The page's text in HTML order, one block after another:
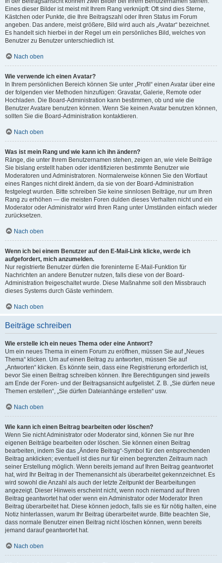
Eines dieser Bilder ist meist mit Ihrem Rang verknüpft: Oft sind dies Sterne,
Kästchen oder Punkte, die Ihre Beitragszahl oder Ihren Status im Forum
angeben. Das andere, meist größere, Bild wird auch als „Avatar“ bezeichnet.
Es handelt sich hierbei in der Regel um ein persönliches Bild, welches von
Benutzer zu Benutzer unterschiedlich ist.
Nach oben
Wie verwende ich einen Avatar?
In Ihrem persönlichen Bereich können Sie unter „Profil“ einen Avatar über eine
der folgenden vier Methoden hinzufügen: Gravatar, Galerie, Remote oder
Hochladen. Die Board-Administration kann bestimmen, ob und wie die
Benutzer Avatare benutzen können. Wenn Sie keinen Avatar benutzen können,
sollten Sie die Board-Administration kontaktieren.
Nach oben
Was ist mein Rang und wie kann ich ihn ändern?
Ränge, die unter Ihrem Benutzernamen stehen, zeigen an, wie viele Beiträge
Sie bislang erstellt haben oder identifizieren bestimmte Benutzer wie
Moderatoren und Administratoren. Normalerweise können Sie den Wortlaut
eines Ranges nicht direkt ändern, da sie von der Board-Administration
festgelegt wurden. Bitte schreiben Sie keine sinnlosen Beiträge, nur um Ihren
Rang zu erhöhen — die meisten Foren dulden dieses Verhalten nicht und ein
Moderator oder Administrator wird Ihren Rang unter Umständen einfach wieder
zurücksetzen.
Nach oben
Wenn ich bei einem Benutzer auf den E-Mail-Link klicke, werde ich
aufgefordert, mich anzumelden.
Nur registrierte Benutzer dürfen die foreninterne E-Mail-Funktion für
Nachrichten an andere Benutzer nutzen, falls diese von der Board-
Administration freigeschaltet wurde. Diese Maßnahme soll den Missbrauch
dieses Systems durch Gäste verhindern.
Nach oben
Beiträge schreiben
Wie erstelle ich ein neues Thema oder eine Antwort?
Um ein neues Thema in einem Forum zu eröffnen, müssen Sie auf „Neues
Thema“ klicken. Um auf einen Beitrag zu antworten, müssen Sie auf
„Antworten“ klicken. Es könnte sein, dass eine Registrierung erforderlich ist,
bevor Sie einen Beitrag schreiben können. Ihre Berechtigungen sind jeweils
am Ende der Foren- und der Beitragsansicht aufgelistet. Z. B. „Sie dürfen neue
Themen erstellen“, „Sie dürfen Dateianhänge erstellen“ usw.
Nach oben
Wie kann ich einen Beitrag bearbeiten oder löschen?
Wenn Sie nicht Administrator oder Moderator sind, können Sie nur Ihre
eigenen Beiträge bearbeiten oder löschen. Sie können einen Beitrag
bearbeiten, indem Sie das „Ändere Beitrag“-Symbol für den entsprechenden
Beitrag anklicken; eventuell ist dies nur für einen begrenzten Zeitraum nach
seiner Erstellung möglich. Wenn bereits jemand auf Ihren Beitrag geantwortet
hat, wird Ihr Beitrag in der Themenansicht als überarbeitet gekennzeichnet. Es
wird sowohl die Anzahl als auch der letzte Zeitpunkt der Bearbeitungen
angezeigt. Dieser Hinweis erscheint nicht, wenn noch niemand auf Ihren
Beitrag geantwortet hat oder wenn ein Administrator oder Moderator Ihren
Beitrag überarbeitet hat. Diese können jedoch, falls sie es für nötig halten, eine
Notiz hinterlassen, warum Ihr Beitrag überarbeitet wurde. Bitte beachten Sie,
dass normale Benutzer einen Beitrag nicht löschen können, wenn bereits
jemand darauf geantwortet hat.
Nach oben